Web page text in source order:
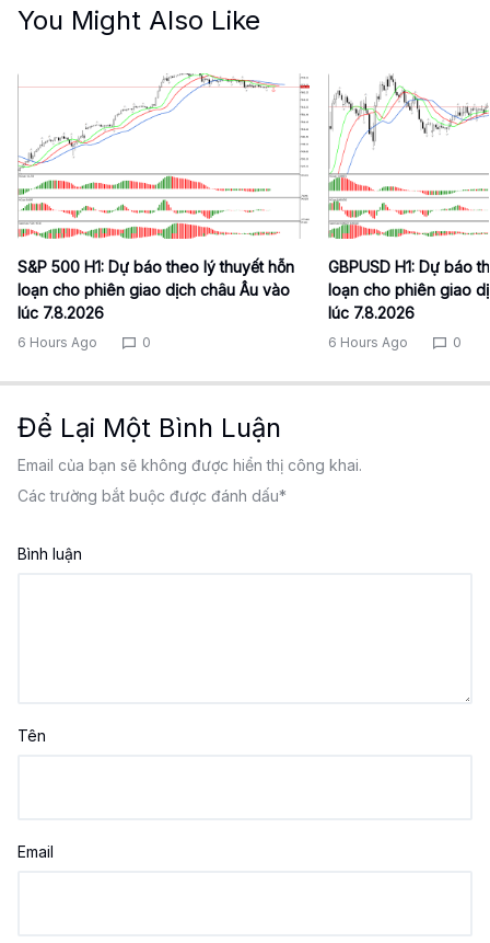
You Might Also Like
S&P 500 H1: Dự báo theo lý thuyết hỗn
loạn cho phiên giao dịch châu Âu vào
lúc 7.8.2026
6 Hours Ago 0
GBPUSD H1: Dự báo
loạn cho phiên giao
lúc 7.8.2026
6 Hours Ago 0
Để Lại Một Bình Luận
Email của bạn sẽ không được hiển thị công khai.
Các trường bắt buộc được đánh dấu*
Bình luận
Tên
Email